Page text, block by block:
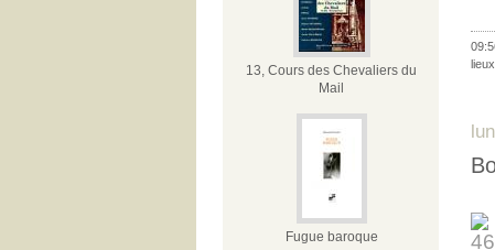
13, Cours des Chevaliers du
Mail
Fugue baroque